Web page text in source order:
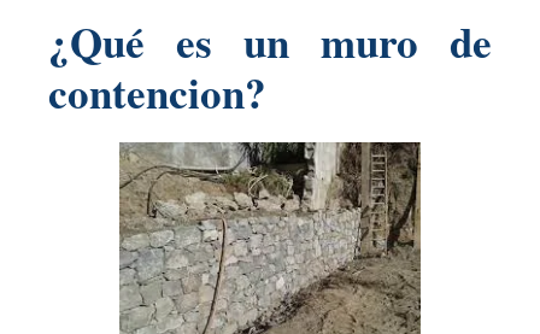
¿Qué es un muro de
contencion?